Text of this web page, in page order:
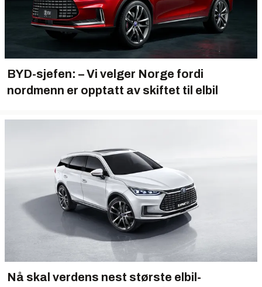
BYD-sjefen: – Vi velger Norge fordi
nordmenn er opptatt av skiftet til elbil
Nå skal verdens nest største elbil­